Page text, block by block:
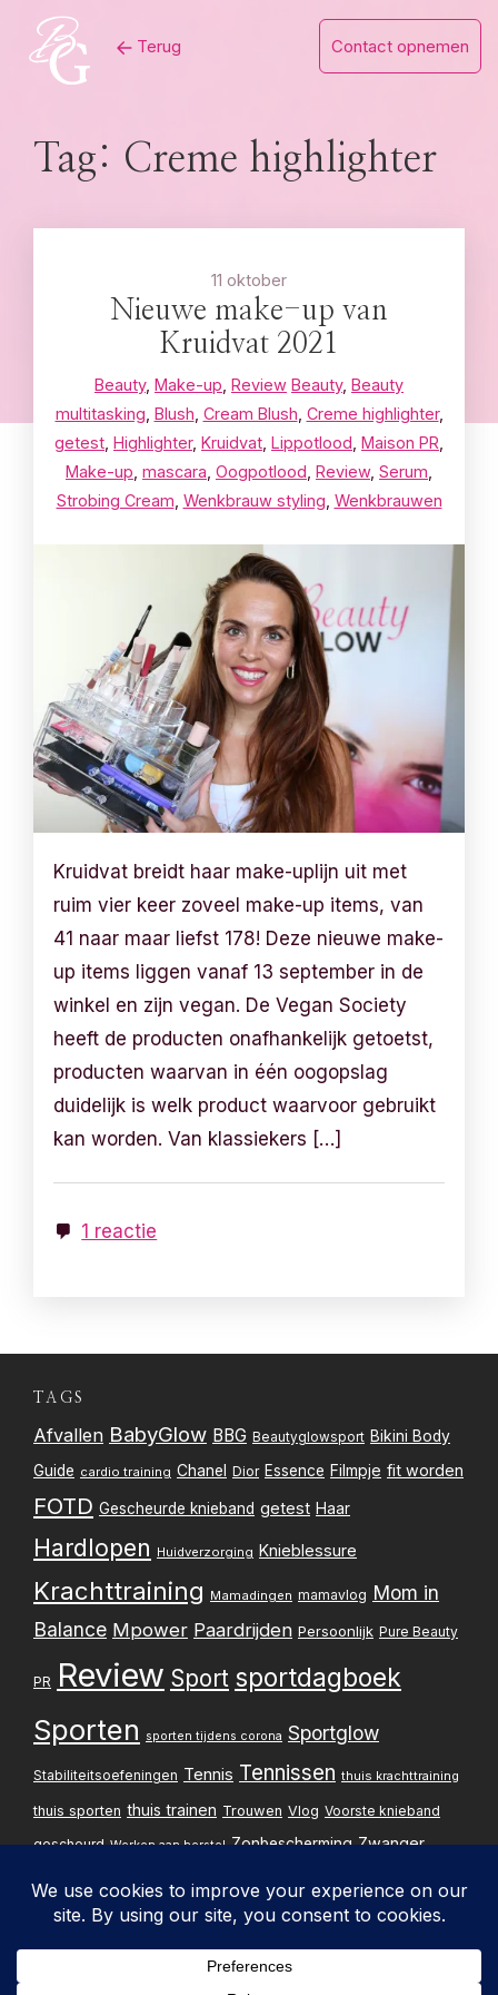
content
Terug Contact opnemen
Tag: Creme highlighter
11 oktober
Nieuwe make-up van
Kruidvat 2021
Beauty, Make-up Review Beauty, Beauty
multitasking Blush Cream Blush Creme highlighter,
getest Highlighter, Kruidvat Lippotlood Maison PR
Make-up mascara Oogpotlood Review, Serum
Strobing Cream Wenkbrauw styling Wenkbrauwen
Kruidvat breidt haar make-uplijn uit met
ruim vier keer zoveel make-up items, van
41 naar maar liefst 178! Deze nieuwe make-
up items liggen vanaf 13 september in de
winkel en zijn vegan. De Vegan Society
heeft de producten onafhankelijk getoetst,
producten waarvan in één oogopslag
duidelijk is welk product waarvoor gebruikt
kan worden. Van klassiekers […]
1 reactie
TAGS
Afvallen BabyGlow BBG Beautyglowsport Bikini Body
Guide cardio training Chanel Dior Essence Filmpje fit worden
FOTD Gescheurde knieband getest Haar
Hardlopen Huidverzorging Knieblessure
Krachttraining Mamadingen mamavlog Mom in
Balance Mpower Paardrijden Persoonlijk Pure Beauty
PR Review Sport sportdagboek
Sporten sporten tijdens corona Sportglow
Stabiliteitsoefeningen Tennis Tennissen thuis krachttraining
thuis sporten thuis trainen Trouwen Vlog Voorste knieband
gescheurd Werken aan herstel Zonbescherming Zwanger